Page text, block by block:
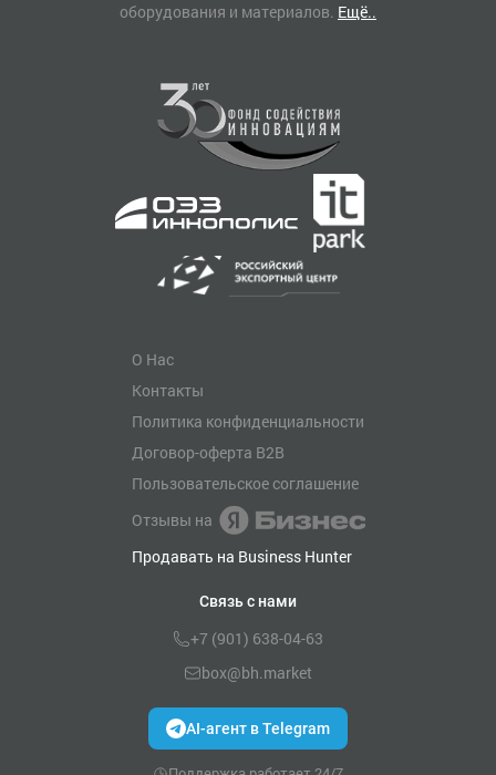
оборудования и материалов. Ещё..
О Нас
Контакты
Политика конфиденциальности
Договор-оферта B2B
Пользовательское соглашение
Отзывы на
Продавать на Business Hunter
Связь с нами
+7 (901) 638-04-63
box@bh.market
AI-агент в Telegram